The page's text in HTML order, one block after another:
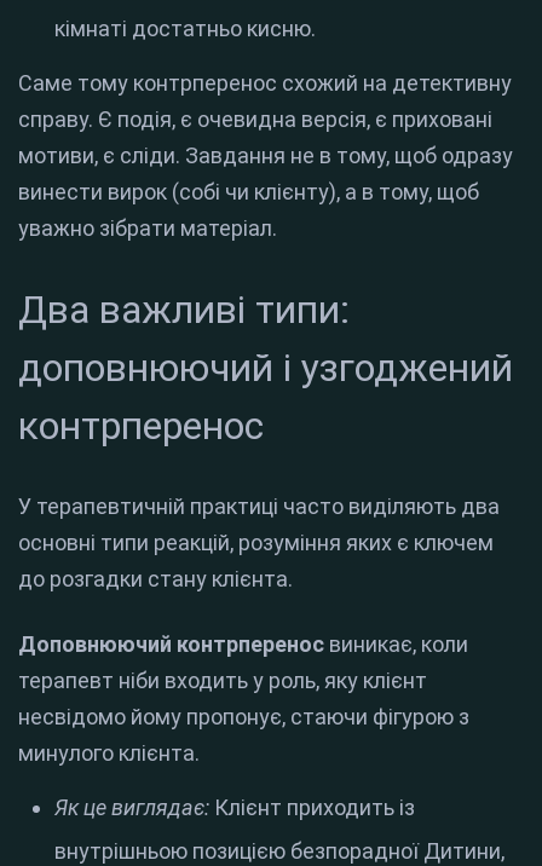
кімнаті достатньо кисню.
Саме тому контрперенос схожий на детективну
справу. Є подія, є очевидна версія, є приховані
мотиви, є сліди. Завдання не в тому, щоб одразу
винести вирок (собі чи клієнту), а в тому, щоб
уважно зібрати матеріал.
Два важливі типи:
доповнюючий і узгоджений
контрперенос
У терапевтичній практиці часто виділяють два
основні типи реакцій, розуміння яких є ключем
до розгадки стану клієнта.
Доповнюючий контрперенос виникає, коли
терапевт ніби входить у роль, яку клієнт
несвідомо йому пропонує, стаючи фігурою з
минулого клієнта.
Як це виглядає: Клієнт приходить із
внутрішньою позицією безпорадної Дитини,